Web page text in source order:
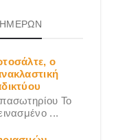
ΗΜΕΡΩΝ
ο
Το
...